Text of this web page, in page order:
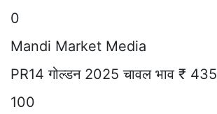
0
Mandi Market Media
PR14 गोल्डन 2025 चावल भाव ₹
100